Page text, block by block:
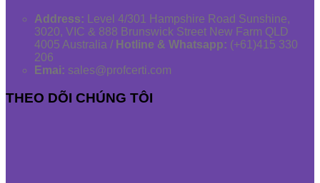
Address: Level 4/301 Hampshire Road Sunshine,
3020, VIC & 888 Brunswick Street New Farm QLD
4005 Australia / Hotline & Whatsapp: (+61)415 330
206
Emai: sales@profcerti.com
THEO DÕI CHÚNG TÔI